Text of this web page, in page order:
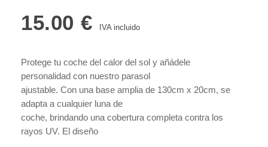
15.00 € IVA incluido
Protege tu coche del calor del sol y añádele
personalidad con nuestro parasol
ajustable. Con una base amplia de 130cm x 20cm, se
adapta a cualquier luna de
coche, brindando una cobertura completa contra los
rayos UV. El diseño